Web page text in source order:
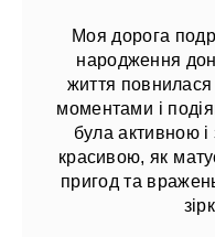
Моя дорога
народження
життя
моментами і
була активною
красивою, як
пригод та